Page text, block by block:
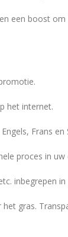
een boost
het internet.
Frans en
proces in uw
inbegrepen in
gras.